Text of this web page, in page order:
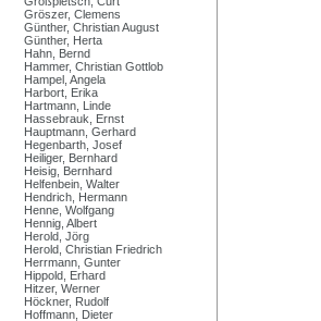
Gröszer, Clemens
Günther, Christian August
Günther, Herta
Hahn, Bernd
Hammer, Christian Gottlob
Hampel, Angela
Harbort, Erika
Hartmann, Linde
Hassebrauk, Ernst
Hauptmann, Gerhard
Hegenbarth, Josef
Heiliger, Bernhard
Heisig, Bernhard
Helfenbein, Walter
Hendrich, Hermann
Henne, Wolfgang
Hennig, Albert
Herold, Jörg
Herold, Christian Friedrich
Herrmann, Gunter
Hippold, Erhard
Hitzer, Werner
Höckner, Rudolf
Hoffmann, Dieter